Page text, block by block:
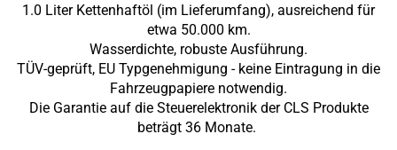
1.0 Liter Kettenhaftöl (im Lieferumfang), ausreichend für
etwa 50.000 km.
Wasserdichte, robuste Ausführung.
TÜV-geprüft, EU Typgenehmigung - keine Eintragung in die
Fahrzeugpapiere notwendig.
Die Garantie auf die Steuerelektronik der CLS Produkte
beträgt 36 Monate.